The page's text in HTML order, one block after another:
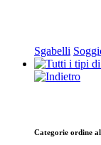
Sgabelli
Categorie ordine